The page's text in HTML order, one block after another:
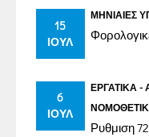
15
ΙΟΎΛ
ΜΗΝΙΑΊΕΣ
6
ΙΟΎΛ
ΕΡΓΑΤΙΚΆ -
Ρυθμιση